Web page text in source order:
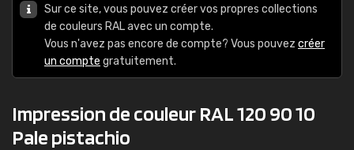
Sur ce site, vous pouvez créer vos propres collections
de couleurs RAL avec un compte.
Vous n'avez pas encore de compte? Vous pouvez créer
un compte gratuitement.
Impression de couleur RAL 120 90 10
Pale pistachio